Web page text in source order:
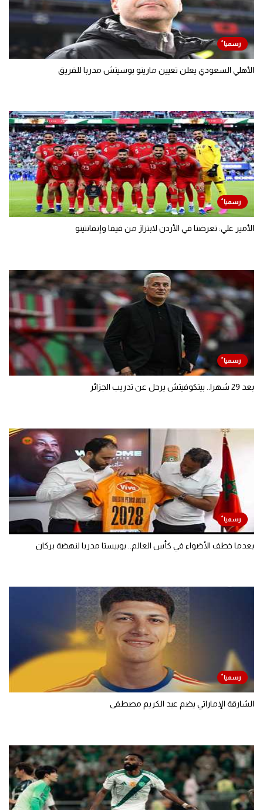
الأهلي السعودي يعلن تعيين مارينو بوسيتش مدربا للفريق
الأمير علي: تعرضنا في الأردن لابتزاز من فيفا وإنفانتينو
بعد 29 شهرا.. بيتكوفيتش يرحل عن تدريب الجزائر
بعدما خطف الأضواء في كأس العالم.. بوبيستا مدربا لنهضة بركان
الشارقة الإماراتي يضم عبد الكريم مصطفى